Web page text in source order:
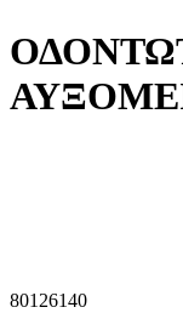
80126140